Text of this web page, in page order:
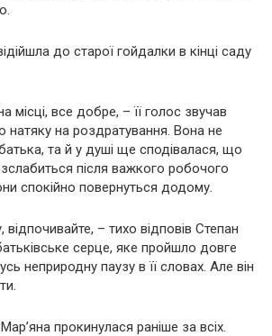
до старої гойдалки в кінці саду
місці, все добре, – її голос звучав
натяку на роздратування. Вона не
та й у душі ще сподівалася, що
після важкого робочого
спокійно повернуться додому.
– тихо відповів Степан
серце, яке пройшло довге
неприродну паузу в її словах. Але він
прокинулася раніше за всіх.